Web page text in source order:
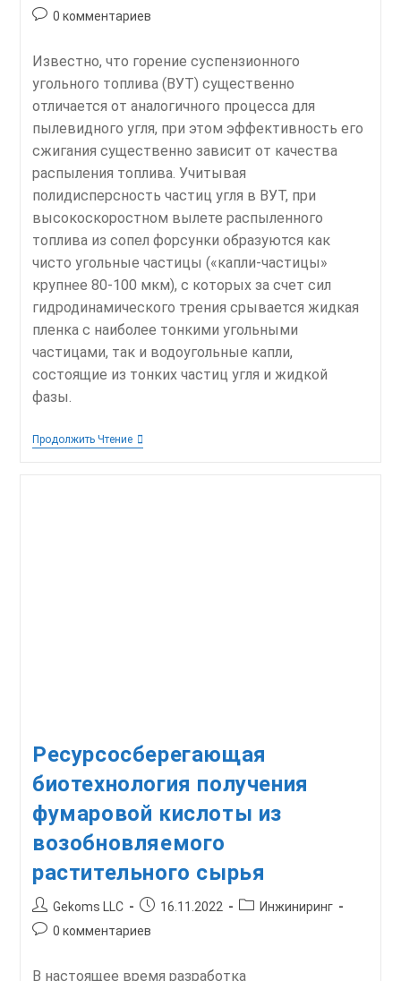
записи:
Комментарии
0 комментариев
Известно, что горение суспензионного
угольного топлива (ВУТ) существенно
отличается от аналогичного процесса для
пылевидного угля, при этом эффективность его
сжигания существенно зависит от качества
распыления топлива. Учитывая
полидисперсность частиц угля в ВУТ, при
высокоскоростном вылете распыленного
топлива из сопел форсунки образуются как
чисто угольные частицы («капли-частицы»
крупнее 80-100 мкм), с которых за счет сил
гидродинамического трения срывается жидкая
пленка с наиболее тонкими угольными
частицами, так и водоугольные капли,
состоящие из тонких частиц угля и жидкой
фазы.
Продолжить ЧтениеИсследования
Ресурсосберегающая
биотехнология получения
фумаровой кислоты из
возобновляемого
растительного сырья
Автор
записи:
Gekoms LLC
Запись16.11.2022
Рубрика
Инжиниринг
Комментарии
записи:
0 комментариев
В настоящее время разработка